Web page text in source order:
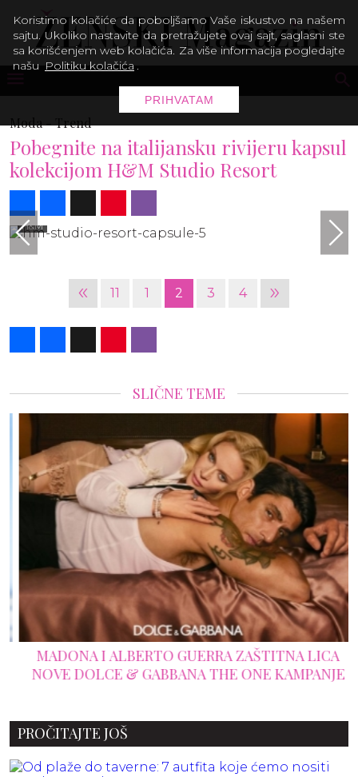
Moda -Trend
Pobegnite na italijansku rivijeru kapsul
kolekcijom H&M Studio Resort
H&M
« 11 1 2 3 4 »
SLIČNE TEME
MADONA I ALBERTO GUERRA ZAŠTITNA LICA
NOVE DOLCE & GABBANA THE ONE KAMPANJE
PROČITAJTE JOŠ
Koristimo kolačiće da poboljšamo Vaše iskustvo na našem
sajtu. Ukoliko nastavite da pretražujete ovaj sajt, saglasni ste
sa korišćenjem web kolačića. Za više informacija pogledajte
našu Politiku kolačića .
PRIHVATAM